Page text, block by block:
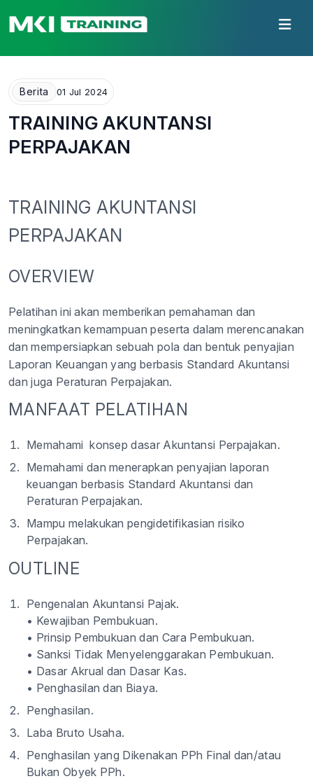
Berita 01 Jul 2024
TRAINING AKUNTANSI
PERPAJAKAN
TRAINING AKUNTANSI
PERPAJAKAN
OVERVIEW
Pelatihan ini akan memberikan pemahaman dan
meningkatkan kemampuan peserta dalam merencanakan
dan mempersiapkan sebuah pola dan bentuk penyajian
Laporan Keuangan yang berbasis Standard Akuntansi
dan juga Peraturan Perpajakan.
MANFAAT PELATIHAN
Memahami konsep dasar Akuntansi Perpajakan.
Memahami dan menerapkan penyajian laporan
keuangan berbasis Standard Akuntansi dan
Peraturan Perpajakan.
Mampu melakukan pengidetifikasian risiko
Perpajakan.
OUTLINE
Pengenalan Akuntansi Pajak.
• Kewajiban Pembukuan.
• Prinsip Pembukuan dan Cara Pembukuan.
• Sanksi Tidak Menyelenggarakan Pembukuan.
• Dasar Akrual dan Dasar Kas.
• Penghasilan dan Biaya.
Penghasilan.
Laba Bruto Usaha.
Penghasilan yang Dikenakan PPh Final dan/atau
Bukan Obyek PPh.